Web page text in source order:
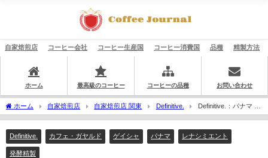
自家焙煎店 コーヒー会社 コーヒー生産国 コーヒー消費国 品種 精製方法
ホーム 最高級のコーヒー コーヒーの品種 お問い合わせ
ホーム 自家焙煎店 自家焙煎店 関東 Definitive.
Definitive.：パナマ ヌ
グオ カスタム 92+ ゲイシャ アネロビック
Definitive. カフェ・ガヤルド ゲイシャ パナマ レナシミエント
発酵精製